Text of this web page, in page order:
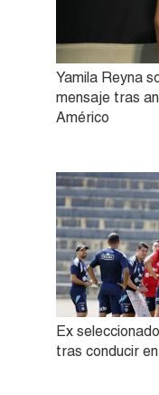
Yamila Reyna
mensaje tras
Américo
Ex
tras conducir